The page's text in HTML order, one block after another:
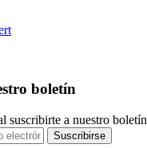
boletín
suscribirte a nuestro boletín
Suscribirse